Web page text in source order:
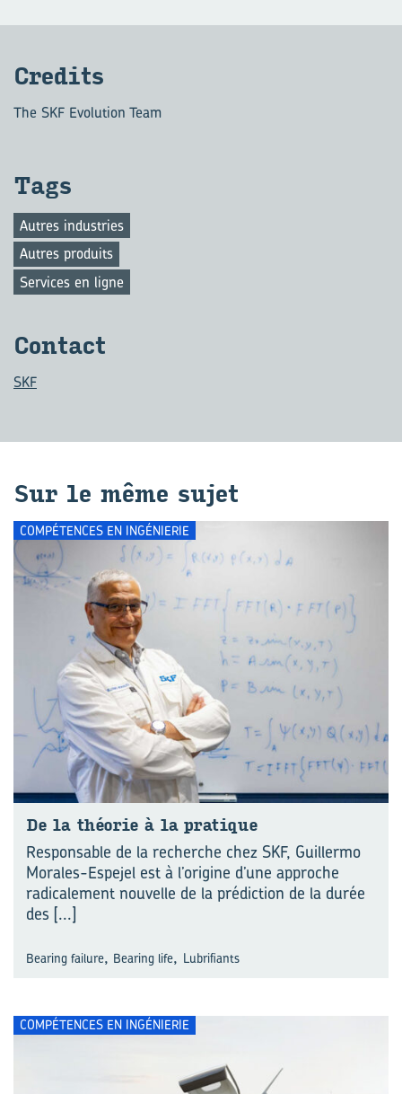
Cre­dits
The SKF Evolution Team
Tags
Autres industries
Autres produits
Services en ligne
Contact
SKF
Sur le même sujet
COMPÉTENCES EN INGÉNIERIE
De la théo­rie à la pra­tique
Responsable de la recherche chez SKF, Guillermo
Morales-Espejel est à l’origine d’une approche
radicalement nouvelle de la prédiction de la durée
des [...]
Bearing failure, Bearing life, Lubrifiants
COMPÉTENCES EN INGÉNIERIE